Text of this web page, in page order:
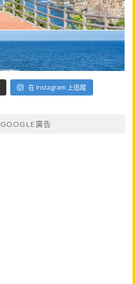
在 Instagram 上追蹤
GOOGLE廣告